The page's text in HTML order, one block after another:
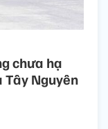
chưa hạ
Tây Nguyên